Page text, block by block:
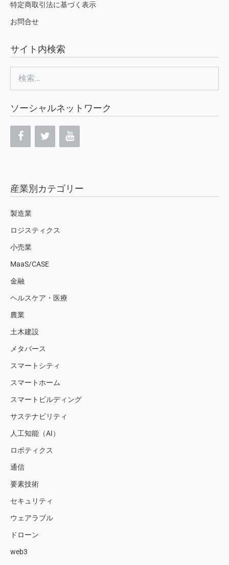
特定商取引法に基づく表示
お問合せ
サイト内検索
索:
ソーシャルネットワーク
産業別カテゴリー
製造業
ロジスティクス
小売業
MaaS/CASE
金融
ヘルスケア・医療
農業
土木建設
メタバース
スマートシティ
スマートホーム
スマートビルディング
サステナビリティ
人工知能（AI）
ロボティクス
通信
要素技術
セキュリティ
ウェアラブル
ドローン
web3